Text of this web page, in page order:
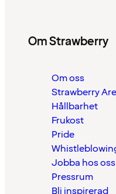
Om Strawberry
Om oss
Strawberry
Hållbarhet
Frukost
Pride
Jobba hos oss
Pressrum
Bli inspirerad